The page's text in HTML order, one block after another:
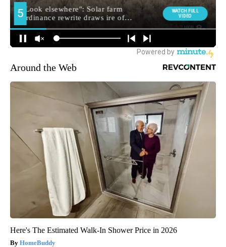
Around the Web
Here's The Estimated Walk-In Shower Price in 2026
HomeBuddy